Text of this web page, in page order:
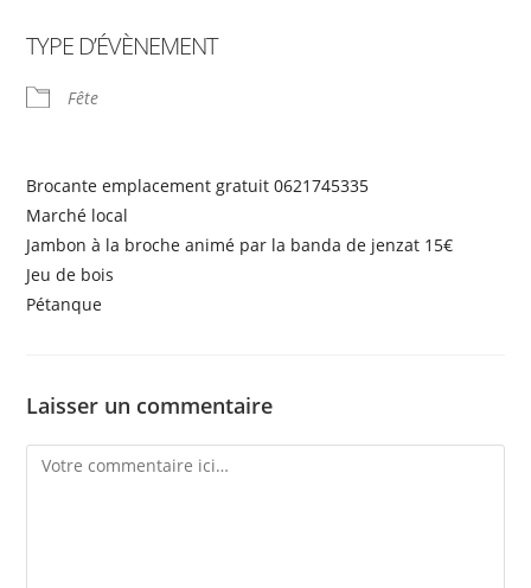
TYPE D’ÉVÈNEMENT
Fête
Brocante emplacement gratuit 0621745335
Marché local
Jambon à la broche animé par la banda de jenzat 15€
Jeu de bois
Pétanque
Laisser un commentaire